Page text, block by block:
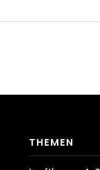
THEMEN